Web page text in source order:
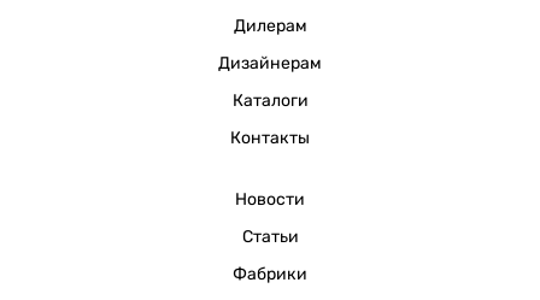
Дилерам
Дизайнерам
Каталоги
Контакты
Новости
Статьи
Фабрики